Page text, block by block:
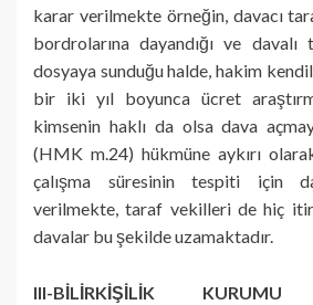
karar verilmekte örneğin, davacı
bordrolarına dayandığı ve
dosyaya sunduğu halde, hakim
bir iki yıl boyunca ücret
kimsenin haklı da olsa dava
(HMK m.24) hükmüne aykırı
çalışma süresinin tespiti için
verilmekte, taraf vekilleri de hiç
davalar bu şekilde uzamaktadır.
III-BİLİRKİŞİLİK KURUMU